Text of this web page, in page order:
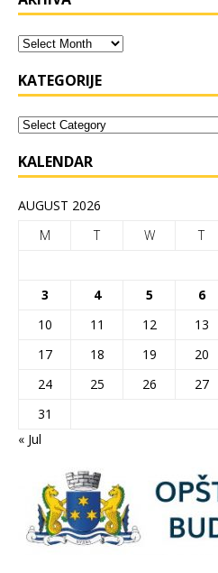
KATEGORIJE
KALENDAR
AUGUST 2026
M
T W T
3
4 5 6
10
11 12 13
17
18 19 20
24
25 26 27
31
« Jul